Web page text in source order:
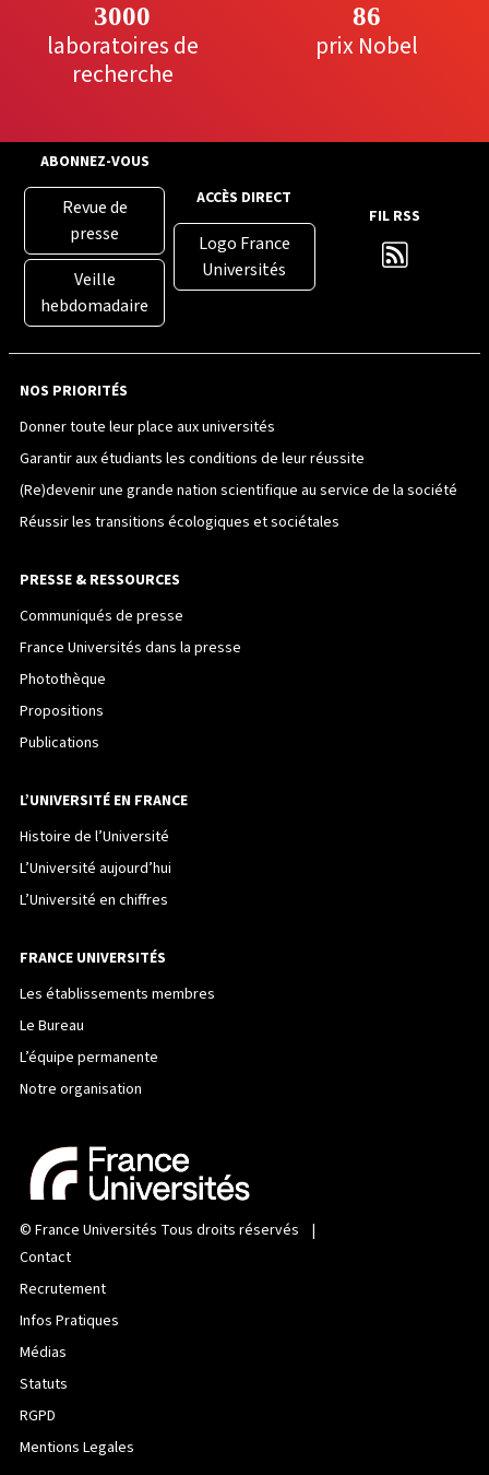
3000
laboratoires de
recherche
86
prix Nobel
ABONNEZ-VOUS
Revue de
presse
Veille
hebdomadaire
ACCÈS DIRECT
Logo France
Universités
FIL RSS
NOS PRIORITÉS
Donner toute leur place aux universités
Garantir aux étudiants les conditions de leur réussite
(Re)devenir une grande nation scientifique au service de la société
Réussir les transitions écologiques et sociétales
PRESSE & RESSOURCES
Communiqués de presse
France Universités dans la presse
Photothèque
Propositions
Publications
L’UNIVERSITÉ EN FRANCE
Histoire de l’Université
L’Université aujourd’hui
L’Université en chiffres
FRANCE UNIVERSITÉS
Les établissements membres
Le Bureau
L’équipe permanente
Notre organisation
© France Universités Tous droits réservés |
Contact
Recrutement
Infos Pratiques
Médias
Statuts
RGPD
Mentions Legales